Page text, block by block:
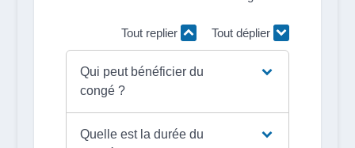
Tout replier Tout déplier
Qui peut bénéficier du
congé ?
Quelle est la durée du